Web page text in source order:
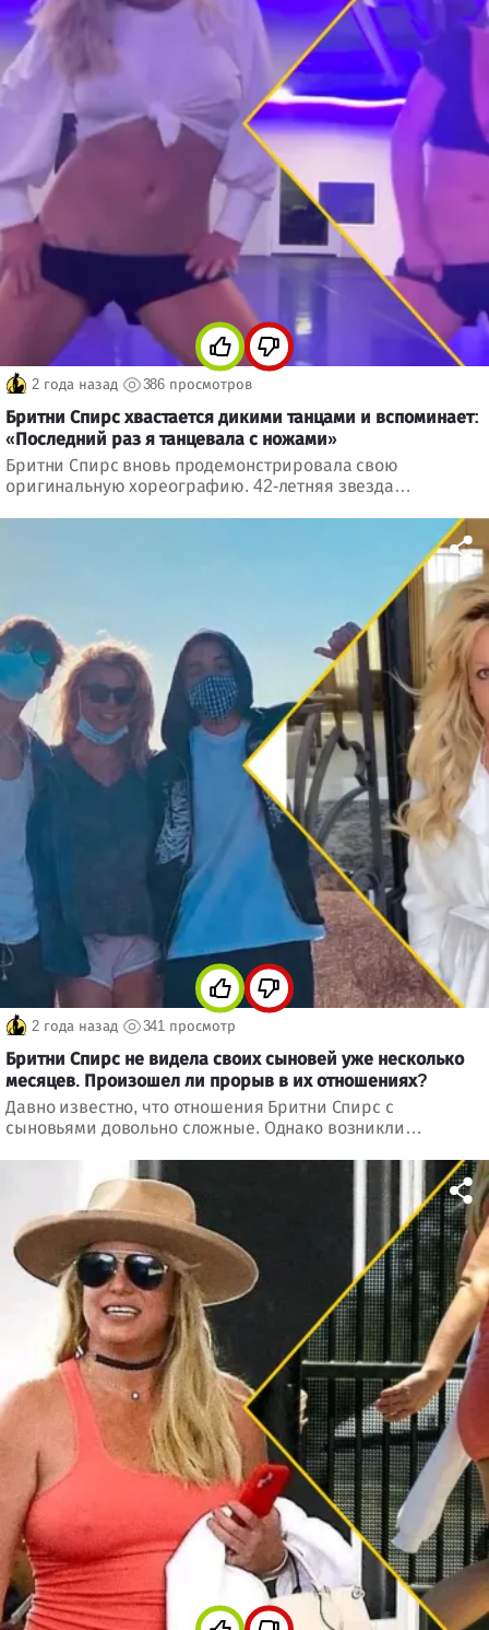
2 года назад 386 просмотров
Бритни Спирс хвастается дикими танцами и вспоминает:
«Последний раз я танцевала с ножами»
Бритни Спирс вновь продемонстрировала свою
оригинальную хореографию. 42-летняя звезда
2 года назад 341 просмотр
Бритни Спирс не видела своих сыновей уже несколько
месяцев. Произошел ли прорыв в их отношениях?
Давно известно, что отношения Бритни Спирс с
сыновьями довольно сложные. Однако возникли
исправить и прилетела к ним в гости. По этому поводу
уже высказался адвокат Кевина Федерлайна.